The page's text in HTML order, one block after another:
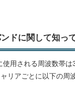
ドに関して知っ
使用される周波数帯
リアごとに以下の周